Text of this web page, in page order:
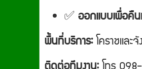
✅ ออกแบบเพื่อคื
พื้นที่บริการ:โคราชและ